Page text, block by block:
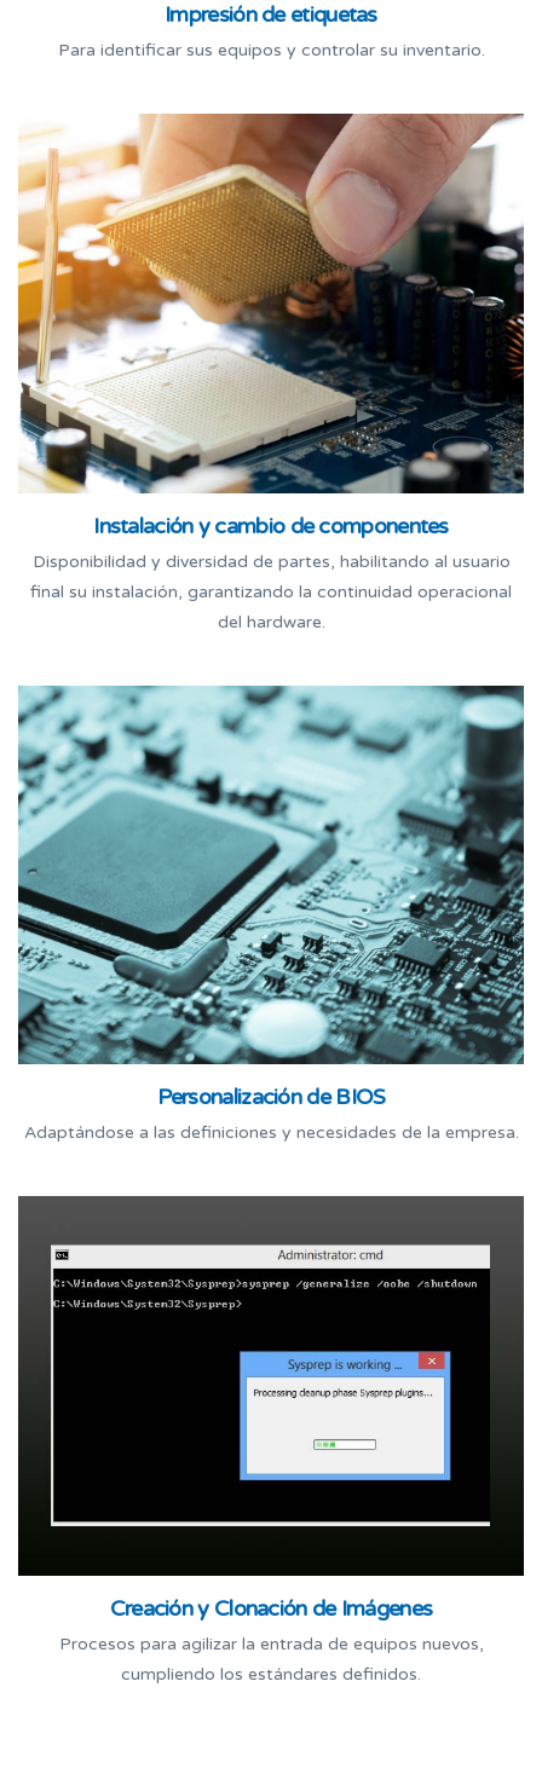
Impresión de etiquetas
Para identificar sus equipos y controlar su inventario.
Instalación y cambio de componentes
Disponibilidad y diversidad de partes, habilitando al usuario
final su instalación, garantizando la continuidad operacional
del hardware.
Personalización de BIOS
Adaptándose a las definiciones y necesidades de la empresa.
Creación y Clonación de Imágenes
Procesos para agilizar la entrada de equipos nuevos,
cumpliendo los estándares definidos.